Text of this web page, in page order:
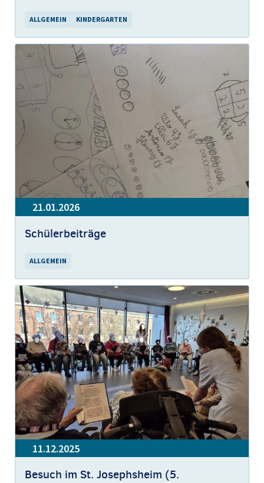
ALLGEMEIN KINDERGARTEN
21.01.2026
Schülerbeiträge
ALLGEMEIN
11.12.2025
Besuch im St. Josephsheim (5.